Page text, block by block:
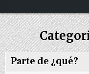
Parte de ¿qué?